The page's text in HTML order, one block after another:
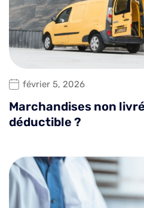
février 5, 2026
Marchandises non
déductible ?